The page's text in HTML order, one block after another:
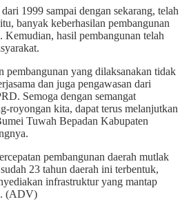
1999 sampai dengan sekarang, telah
banyak keberhasilan pembangunan
Kemudian, hasil pembangunan telah
pembangunan yang dilaksanakan tidak
dan juga pengawasan dari
Semoga dengan semangat
royongan kita, dapat terus melanjutkan
Tuwah Bepadan Kabupaten
pembangunan daerah mutlak
23 tahun daerah ini terbentuk,
infrastruktur yang mantap
(ADV)